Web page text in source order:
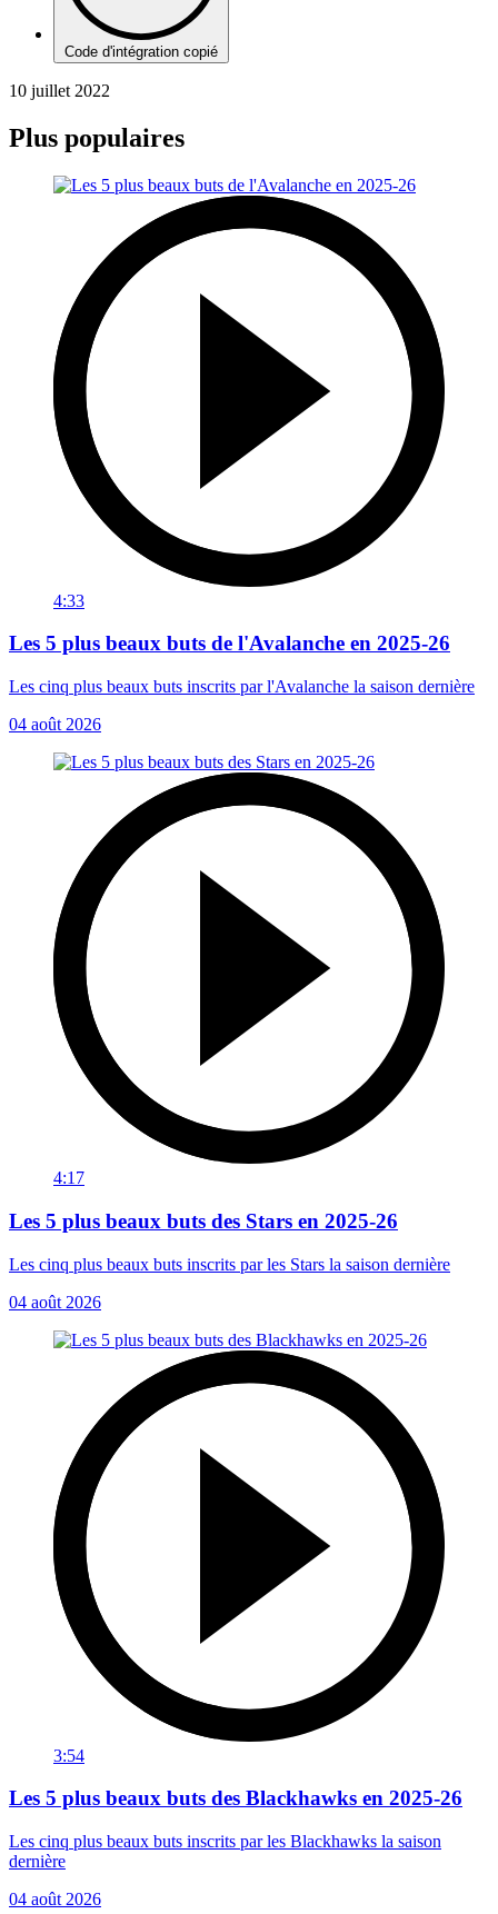
Code d'intégration copié
10 juillet 2022
Plus populaires
4:33
Les 5 plus beaux buts de l'Avalanche en 2025-26
Les cinq plus beaux buts inscrits par l'Avalanche la saison dernière
04 août 2026
4:17
Les 5 plus beaux buts des Stars en 2025-26
Les cinq plus beaux buts inscrits par les Stars la saison dernière
04 août 2026
3:54
Les 5 plus beaux buts des Blackhawks en 2025-26
Les cinq plus beaux buts inscrits par les Blackhawks la saison
dernière
04 août 2026